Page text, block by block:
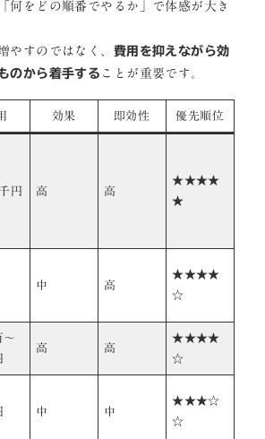
何をどの順番でやるか」で体感が大き
やすのではなく、 費用を抑えながら効
のから着手する ことが重要です。
効果 即効性 優先順位
円 高 高
★★★★
★
中 高
★★★★
☆
〜
高 高
★★★★
☆
中 中
★★★☆
☆